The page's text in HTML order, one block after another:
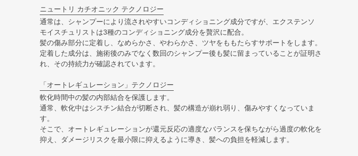
ニュートリ カチオニック テクノロジー
通常は、シャンプーにより流されやすいコンディショニング成分ですが、エクステンソ
モイスチュリストは3種のコンディショニング成分を贅沢に配合。
髪の傷み部分に定着し、なめらかさ、やわらかさ、ツヤをももたらすサポートをします。
定着した成分は、施術後のみでなく数回のシャンプー後も髪に留まっていることが証明さ
れ、その持続力が確認されています。
「オートレギュレーション」テクノロジー
軟化時間中の髪の内部結合を保護します。
通常、軟化中はシスチン結合が切断され、髪の構造が崩れ弱り、傷みやすくなっていま
す。
そこで、オートレギュレーションが還元反応の適度なバランスを保ちながら過度の軟化を
抑え、ダメージリスクを最小限に抑えるように導き、髪への負担を軽減します。